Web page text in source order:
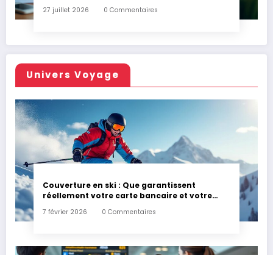
27 juillet 2026 0 Commentaires
Univers Voyage
Couverture en ski : Que garantissent
réellement votre carte bancaire et votre
assurance habitation en cas d’accident ?
7 février 2026 0 Commentaires